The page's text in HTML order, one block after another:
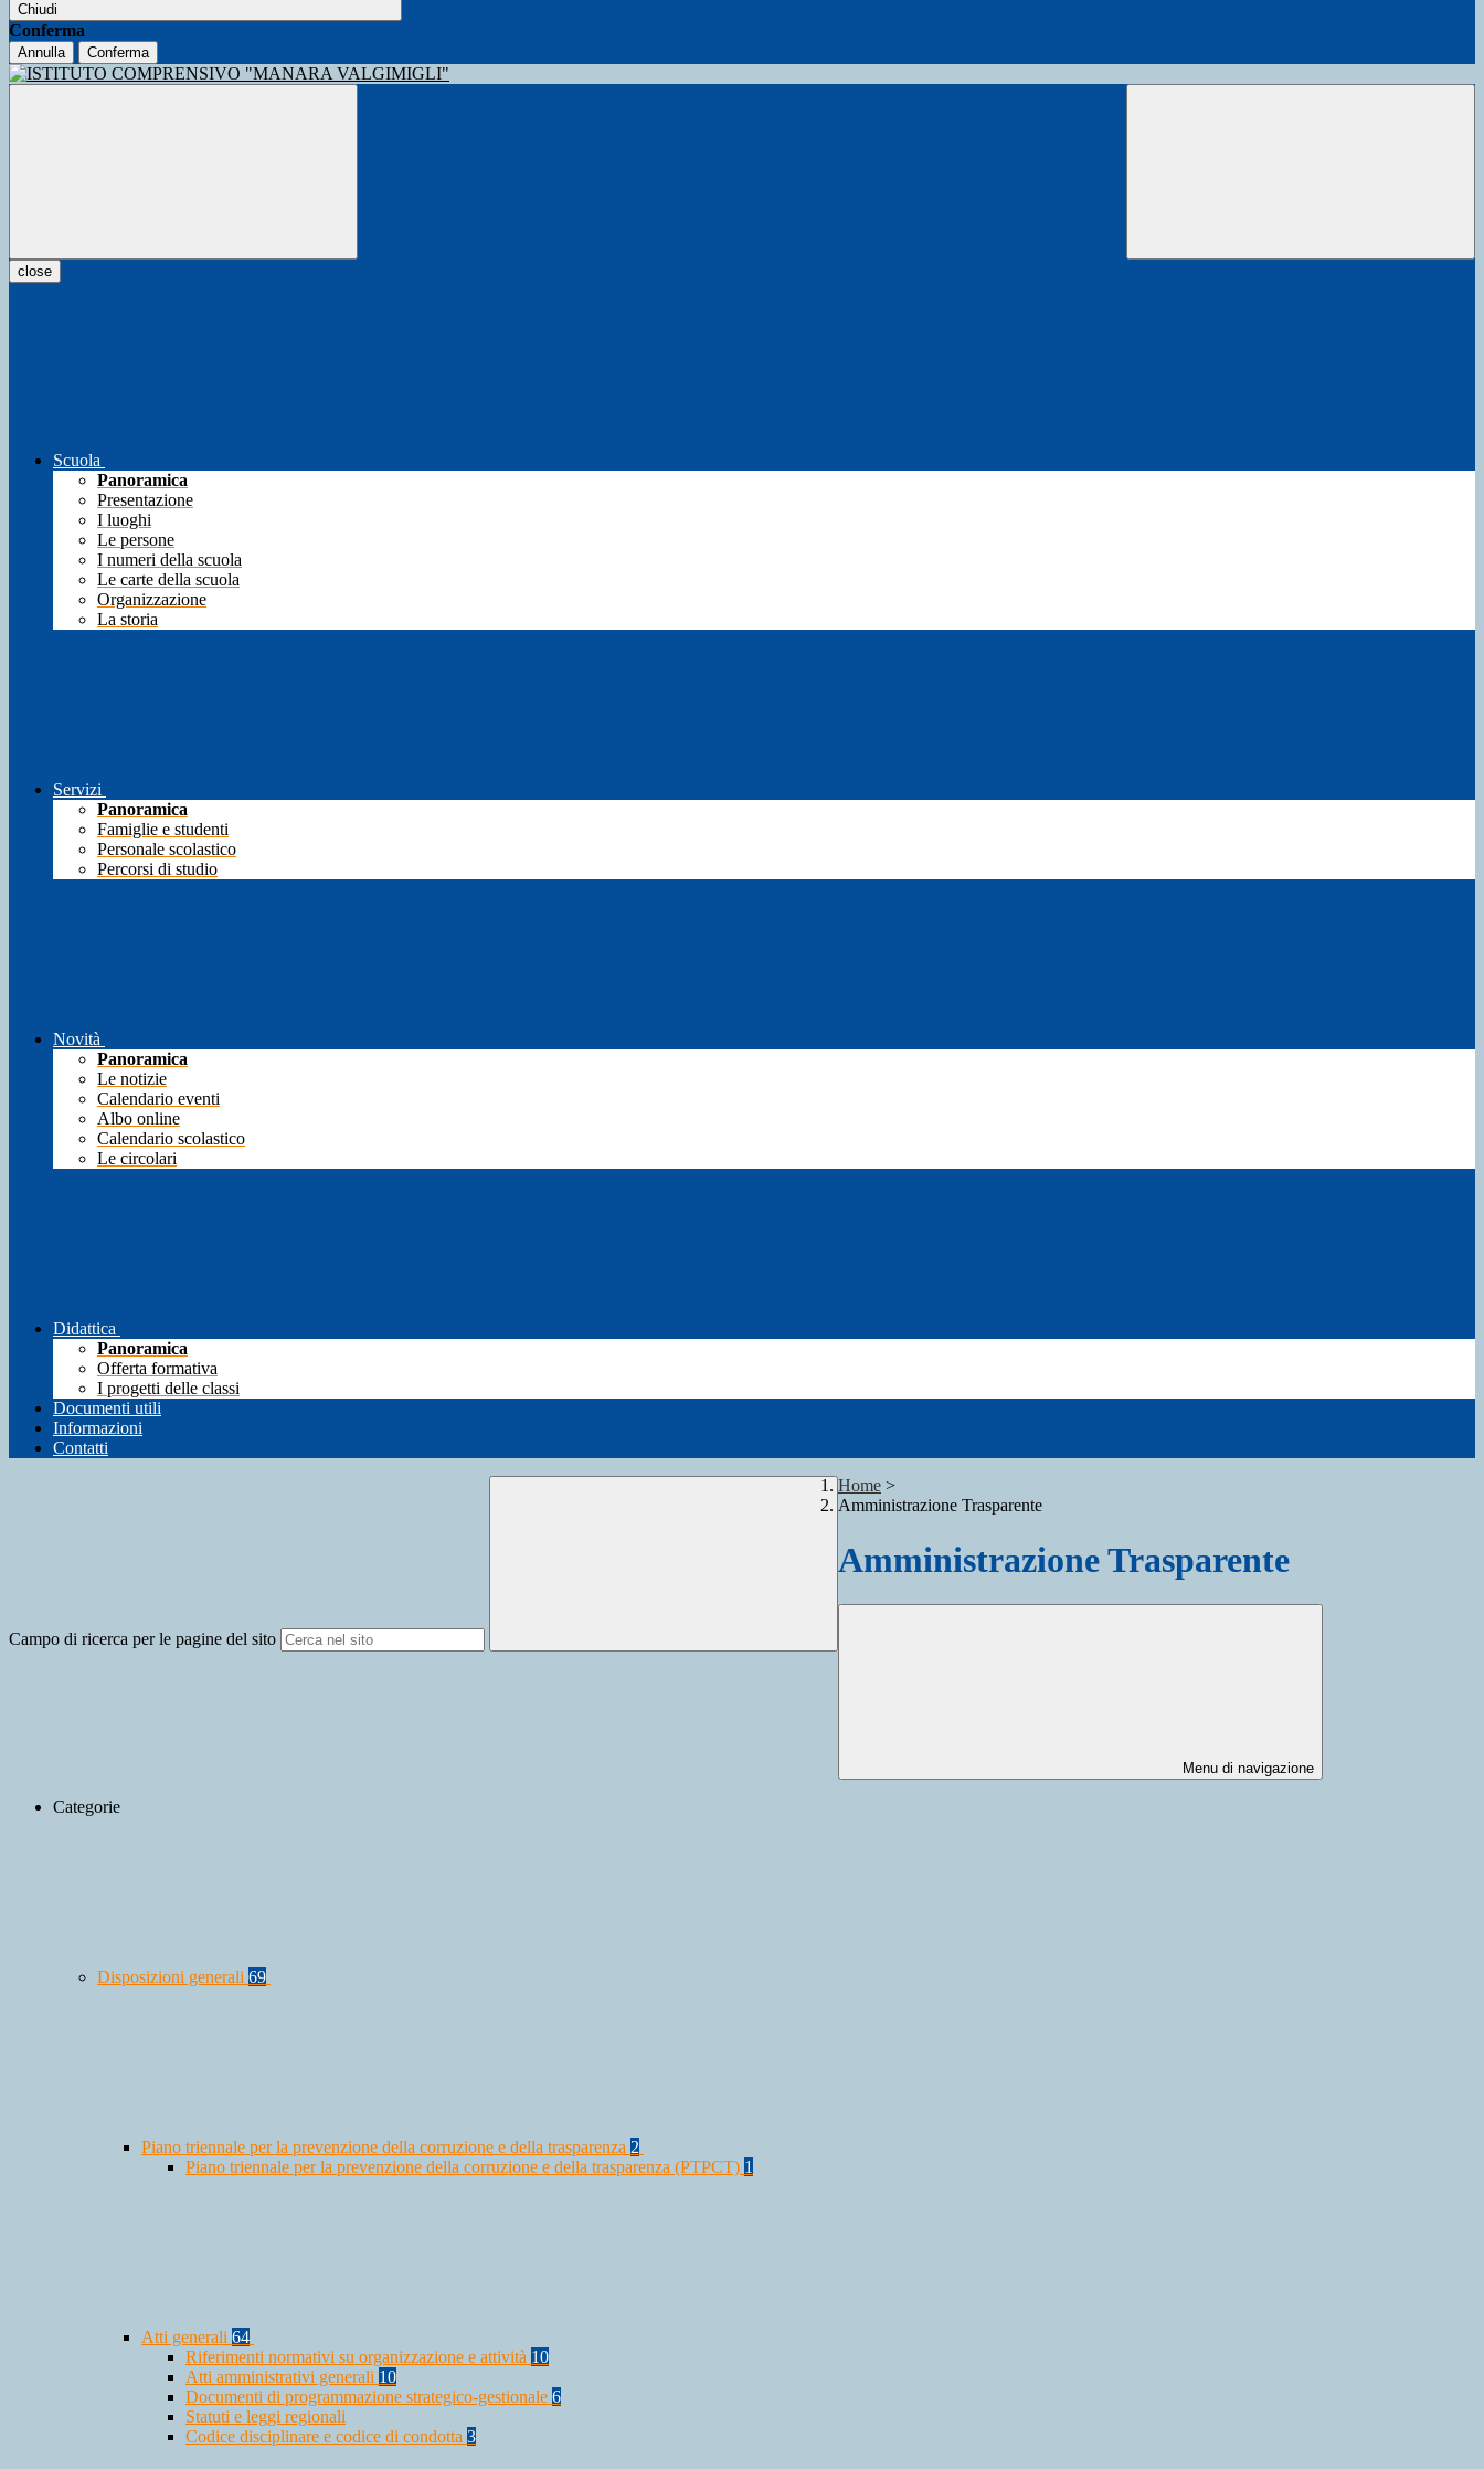
Chiudi
Conferma
Annulla Conferma
close
Scuola
Panoramica
Presentazione
I luoghi
Le persone
I numeri della scuola
Le carte della scuola
Organizzazione
La storia
Servizi
Panoramica
Famiglie e studenti
Personale scolastico
Percorsi di studio
Novità
Panoramica
Le notizie
Calendario eventi
Albo online
Calendario scolastico
Le circolari
Didattica
Panoramica
Offerta formativa
I progetti delle classi
Documenti utili
Informazioni
Contatti
Campo di ricerca per le pagine del sito
Home >
Amministrazione Trasparente
Amministrazione Trasparente
Menu di navigazione
Categorie
Disposizioni generali 69
Piano triennale per la prevenzione della corruzione e della trasparenza 2
Piano triennale per la prevenzione della corruzione e della trasparenza (PTPCT) 1
Atti generali 64
Riferimenti normativi su organizzazione e attività 10
Atti amministrativi generali 10
Documenti di programmazione strategico-gestionale 6
Statuti e leggi regionali
Codice disciplinare e codice di condotta 3